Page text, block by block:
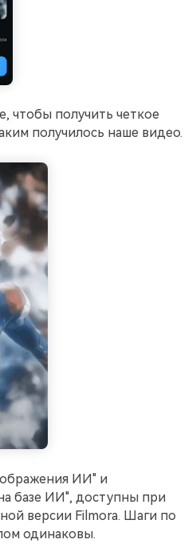
чтобы получить четкое
получилось наше видео.
ИИ" и
базе ИИ", доступны при
версии Filmora. Шаги по
одинаковы.